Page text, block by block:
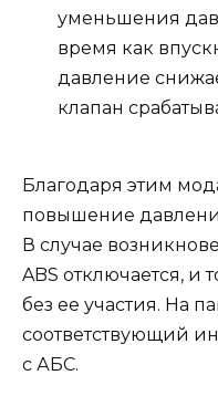
уменьшения
время как
давление
клапан
Благодаря этим
повышение
В случае
ABS отключается, и
без ее участия. На
соответствующий
с АБС.